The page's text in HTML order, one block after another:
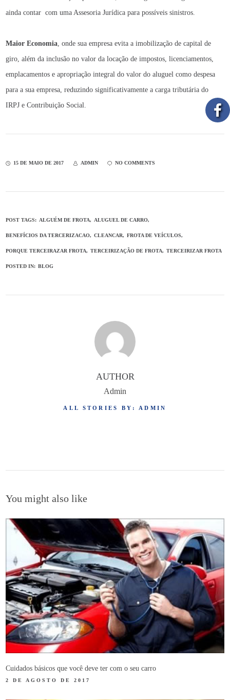
ainda contar com uma Assesoria Jurídica para possíveis sinistros.
Maior Economia , onde sua empresa evita a imobilização de capital de
giro, além da inclusão no valor da locação de impostos, licenciamentos,
emplacamentos e apropriação integral do valor do aluguel como despesa
para a sua empresa, reduzindo significativamente a carga tributária do
IRPJ e Contribuição Social.
15 DE MAIO DE 2017 ADMIN NO COMMENTS
POST TAGS: ALGUÉM DE FROTA ALUGUEL DE CARRO
BENEFÍCIOS DA TERCERIZACAO CLEANCAR FROTA DE VEÍCULOS
PORQUE TERCEIRAZAR FROTA TERCEIRIZAÇÃO DE FROTA TERCEIRIZAR FROTA
POSTED IN: BLOG
AUTHOR
Admin
ALL STORIES BY: ADMIN
You might also like
Cuidados básicos que você deve ter com o seu carro
2 DE AGOSTO DE 2017